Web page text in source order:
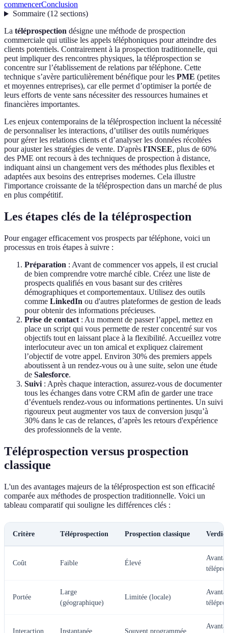
commencerConclusion
Sommaire(12 sections)
La téléprospection désigne une méthode de prospection
commerciale qui utilise les appels téléphoniques pour atteindre des
clients potentiels. Contrairement à la prospection traditionnelle, qui
peut impliquer des rencontres physiques, la téléprospection se
concentre sur l’établissement de relations par téléphone. Cette
technique s’avère particulièrement bénéfique pour les PME (petites
et moyennes entreprises), car elle permet d’optimiser la portée de
leurs efforts de vente sans nécessiter des ressources humaines et
financières importantes.
Les enjeux contemporains de la téléprospection incluent la nécessité
de personnaliser les interactions, d’utiliser des outils numériques
pour gérer les relations clients et d’analyser les données récoltées
pour ajuster les stratégies de vente. D'après l'INSEE, plus de 60%
des PME ont recours à des techniques de prospection à distance,
indiquant ainsi un changement vers des méthodes plus flexibles et
adaptées aux besoins des entreprises modernes. Cela illustre
l'importance croissante de la téléprospection dans un marché de plus
en plus compétitif.
Les étapes clés de la téléprospection
Pour engager efficacement vos prospects par téléphone, voici un
processus en trois étapes à suivre :
Préparation : Avant de commencer vos appels, il est crucial
de bien comprendre votre marché cible. Créez une liste de
prospects qualifiés en vous basant sur des critères
démographiques et comportementaux. Utilisez des outils
comme LinkedIn ou d'autres plateformes de gestion de leads
pour obtenir des informations précieuses.
Prise de contact : Au moment de passer l’appel, mettez en
place un script qui vous permette de rester concentré sur vos
objectifs tout en laissant place à la flexibilité. Accueillez votre
interlocuteur avec un ton amical et expliquez clairement
l’objectif de votre appel. Environ 30% des premiers appels
aboutissent à un rendez-vous ou à une suite, selon une étude
de Salesforce.
Suivi : Après chaque interaction, assurez-vous de documenter
tous les échanges dans votre CRM afin de garder une trace
d’éventuels rendez-vous ou informations pertinentes. Un suivi
rigoureux peut augmenter vos taux de conversion jusqu’à
30% dans le cas de relances, d’après les retours d'expérience
des professionnels de la vente.
Téléprospection versus prospection
classique
L'un des avantages majeurs de la téléprospection est son efficacité
comparée aux méthodes de prospection traditionnelle. Voici un
tableau comparatif qui souligne les différences clés :
Critère Téléprospection Prospection classique Verdict
Coût Faible Élevé
Portée
Large
(géographique)
Limitée (locale)
Interaction Instantanée Souvent programmée